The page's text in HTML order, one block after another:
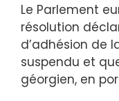
Le Parlement
résolution
d’adhésion de
suspendu et
géorgien, en